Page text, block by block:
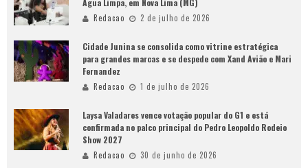
Água Limpa, em Nova Lima (MG)
Redacao 2 de julho de 2026
Cidade Junina se consolida como vitrine estratégica
para grandes marcas e se despede com Xand Avião e Mari
Fernandez
Redacao 1 de julho de 2026
Laysa Valadares vence votação popular do G1 e está
confirmada no palco principal do Pedro Leopoldo Rodeio
Show 2027
Redacao 30 de junho de 2026